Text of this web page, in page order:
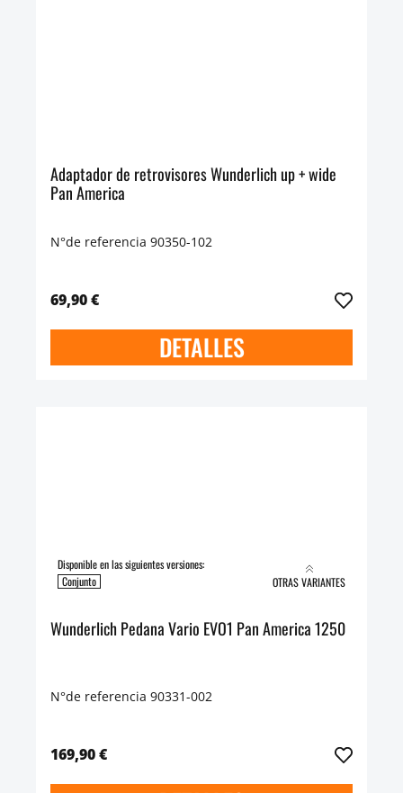
Adaptador de retrovisores Wunderlich up + wide
Pan America
N°de referencia 90350-102
69,90 €
DETALLES
Disponible en las siguientes versiones:
Conjunto
OTRAS VARIANTES
Wunderlich Pedana Vario EVO1 Pan America 1250
N°de referencia 90331-002
169,90 €